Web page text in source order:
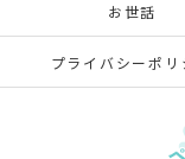
お世話
プライバシーポリ